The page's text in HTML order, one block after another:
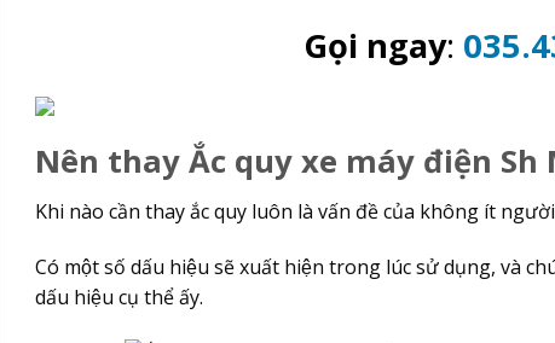
Gọi ngay:
Nên thay Ắc quy xe máy điện Sh
Khi nào cần thay ắc quy luôn là vấn đề của không ít
Có một số dấu hiệu sẽ xuất hiện trong lúc sử dụng, và
dấu hiệu cụ thể ấy.